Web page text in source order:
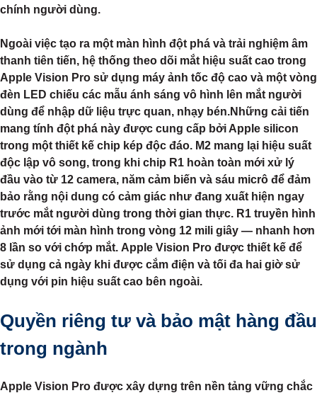
chính người dùng.
Ngoài việc tạo ra một màn hình đột phá và trải nghiệm âm
thanh tiên tiến, hệ thống theo dõi mắt hiệu suất cao trong
Apple Vision Pro sử dụng máy ảnh tốc độ cao và một vòng
đèn LED chiếu các mẫu ánh sáng vô hình lên mắt người
dùng để nhập dữ liệu trực quan, nhạy bén.Những cải tiến
mang tính đột phá này được cung cấp bởi Apple silicon
trong một thiết kế chip kép độc đáo. M2 mang lại hiệu suất
độc lập vô song, trong khi chip R1 hoàn toàn mới xử lý
đầu vào từ 12 camera, năm cảm biến và sáu micrô để đảm
bảo rằng nội dung có cảm giác như đang xuất hiện ngay
trước mắt người dùng trong thời gian thực. R1 truyền hình
ảnh mới tới màn hình trong vòng 12 mili giây — nhanh hơn
8 lần so với chớp mắt. Apple Vision Pro được thiết kế để
sử dụng cả ngày khi được cắm điện và tối đa hai giờ sử
dụng với pin hiệu suất cao bên ngoài.
Quyền riêng tư và bảo mật hàng đầu
trong ngành
Apple Vision Pro được xây dựng trên nền tảng vững chắc